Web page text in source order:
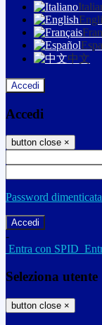
中文
Accedi
Accedi
button close ×
Password
-
Entra con SPID
Seleziona utente
button close ×